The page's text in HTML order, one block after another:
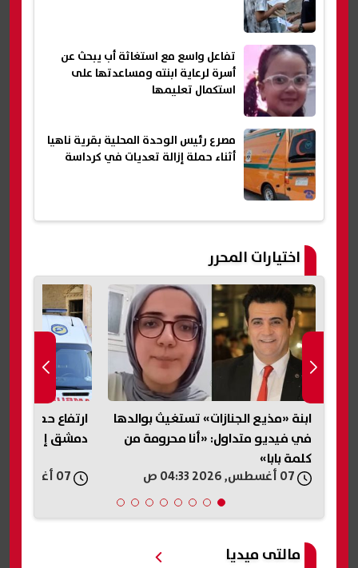
تفاعل واسع مع استغاثة أب يبحث عن
أسرة لرعاية ابنته ومساعدتها على
استكمال تعليمها
مصرع رئيس الوحدة المحلية بقرية ناهيا
أثناء حملة إزالة تعديات في كرداسة
اختيارات المحرر
ابنة «مذيع الجنازات» تستغيث بوالدها
في فيديو متداول: «أنا محرومة من
كلمة بابا»
ارتفاع حصيلة
دمشق إلى قتيلين
مالتى ميديا